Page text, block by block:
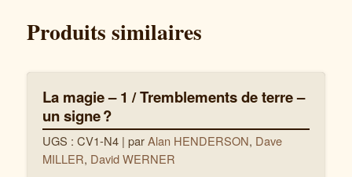
Produits similaires
La magie – 1 / Tremblements de terre –
un signe ?
UGS : CV1-N4 | parAlan HENDERSON, Dave
MILLER, David WERNER